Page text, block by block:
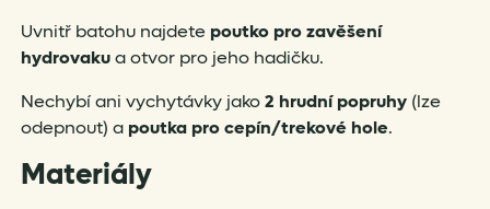
Uvnitř batohu najdete poutko pro zavěšení
hydrovakua otvor pro jeho hadičku.
Nechybí ani vychytávky jako2 hrudní popruhy(lze
odepnout) a poutka pro cepín/trekové hole.
Materiály